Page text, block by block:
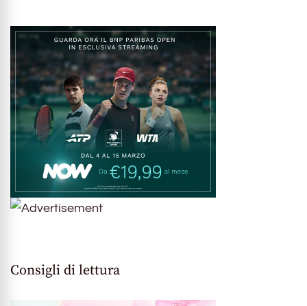
Consigli di lettura